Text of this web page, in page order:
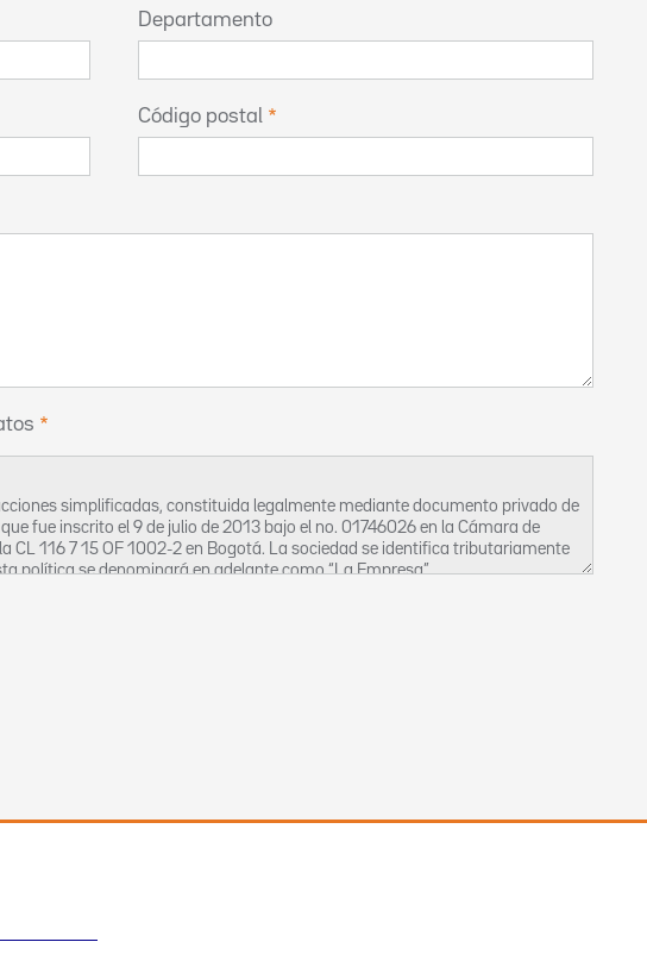
Departamento
Código postal
simplificadas, constituida legalmente mediante documento privado de
fue inscrito el 9 de julio de 2013 bajo el no. 01746026 en la Cámara de
CL 116 7 15 OF 1002-2 en Bogotá. La sociedad se identifica tributariamente
política se denominará en adelante como “La Empresa”.
de habeas data, así como la privacidad, la intimidad y el buen
políticas de uso de manejo de la información que La Empresa posee en sus
y protección de los derechos del Titular de la Información, para que en
modificación y/o supresión de la misma.
el registro y divulgación de datos parciales, incompletos, fraccionados o